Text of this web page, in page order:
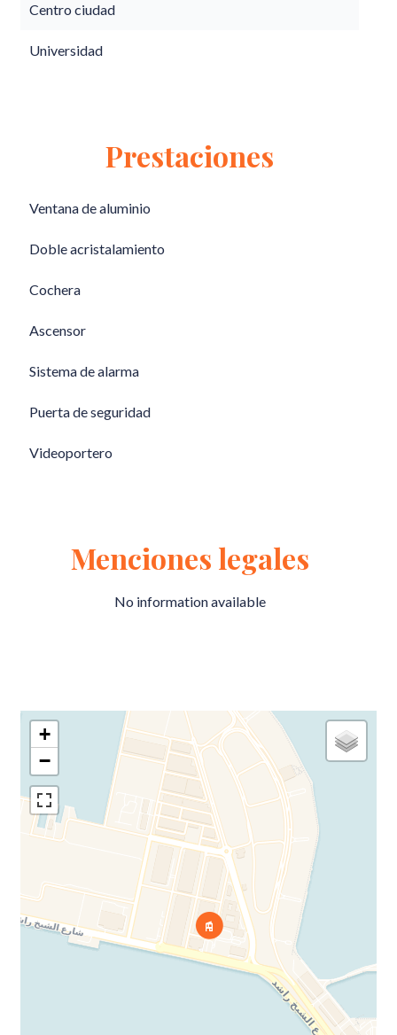
Centro ciudad
Universidad
Prestaciones
Ventana de aluminio
Doble acristalamiento
Cochera
Ascensor
Sistema de alarma
Puerta de seguridad
Videoportero
Menciones legales
No information available
+
−